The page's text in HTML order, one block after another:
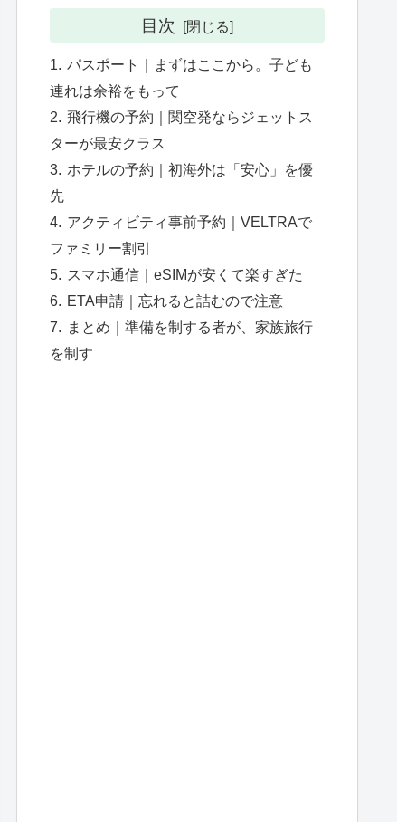
目次
パスポート｜まずはここから。子ども
連れは余裕をもって
飛行機の予約｜関空発ならジェットス
ターが最安クラス
ホテルの予約｜初海外は「安心」を優
先
アクティビティ事前予約｜VELTRAで
ファミリー割引
スマホ通信｜eSIMが安くて楽すぎた
ETA申請｜忘れると詰むので注意
まとめ｜準備を制する者が、家族旅行
を制す